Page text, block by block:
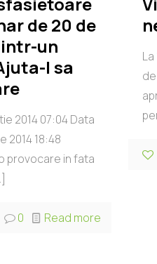
de 20 de
intr-un
l sa
2014 07:04 Data
2014 18:48
provocare in fata
0 Read more